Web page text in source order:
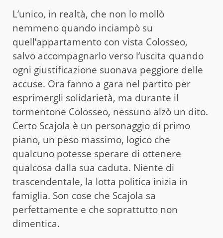
L’unico, in realtà, che non lo mollò
nemmeno quando inciampò su
quell’appartamento con vista Colosseo,
salvo accompagnarlo verso l’uscita quando
ogni giustificazione suonava peggiore delle
accuse. Ora fanno a gara nel partito per
esprimergli solidarietà, ma durante il
tormentone Colosseo, nessuno alzò un dito.
Certo Scajola è un personaggio di primo
piano, un peso massimo, logico che
qualcuno potesse sperare di ottenere
qualcosa dalla sua caduta. Niente di
trascendentale, la lotta politica inizia in
famiglia. Son cose che Scajola sa
perfettamente e che soprattutto non
dimentica.